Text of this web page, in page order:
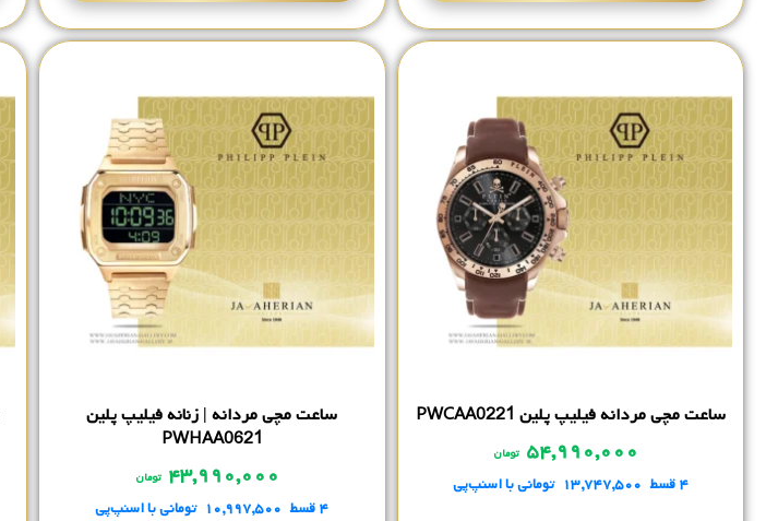
ساعت مچی مردانه فیلیپ پلین PWCAA0221
۵۴,۹۹۰,۰۰۰ تومان
۴ قسط ۱۳,۷۴۷,۵۰۰ تومانیبا اسنپ‌پی
ساعت مچی مردانه | زنانه فیلیپ پلین
PWHAA0621
۴۳,۹۹۰,۰۰۰ تومان
۴ قسط ۱۰,۹۹۷,۵۰۰ تومانیبا اسنپ‌پی